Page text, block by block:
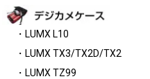
・LUMX L10
・LUMX TX3/TX2D/TX2
・LUMX TZ99